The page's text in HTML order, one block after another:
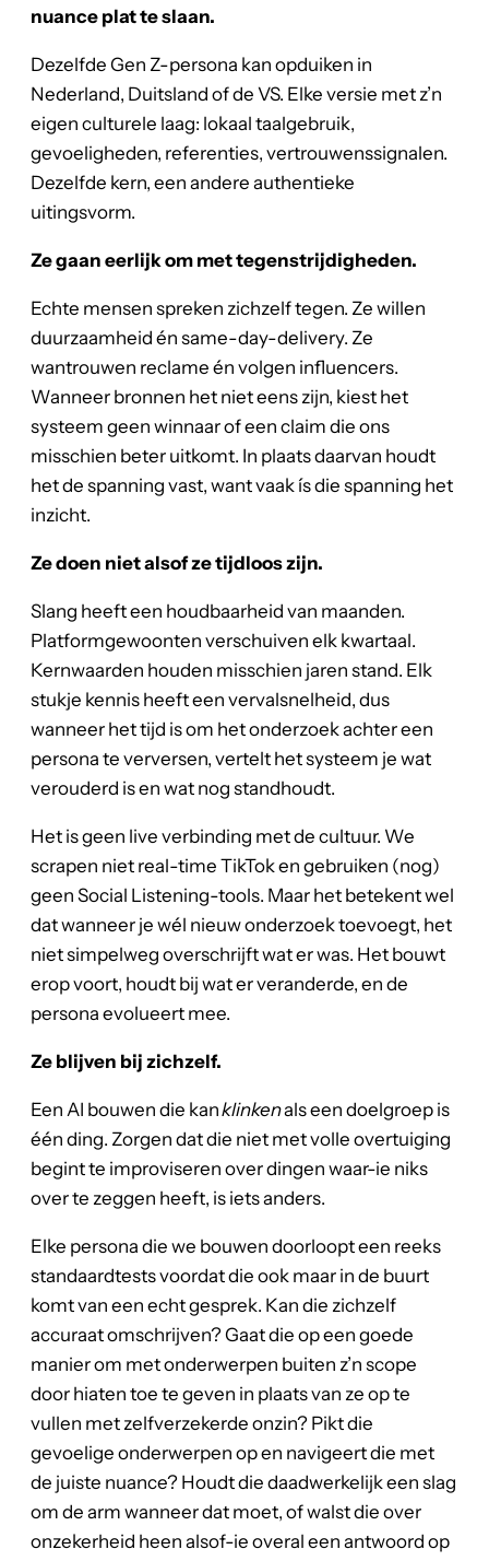
nuance plat te slaan.
Dezelfde Gen Z-persona kan opduiken in
Nederland, Duitsland of de VS. Elke versie met z’n
eigen culturele laag: lokaal taalgebruik,
gevoeligheden, referenties, vertrouwenssignalen.
Dezelfde kern, een andere authentieke
uitingsvorm.
Ze gaan eerlijk om met tegenstrijdigheden.
Echte mensen spreken zichzelf tegen. Ze willen
duurzaamheid én same-day-delivery. Ze
wantrouwen reclame én volgen influencers.
Wanneer bronnen het niet eens zijn, kiest het
systeem geen winnaar of een claim die ons
misschien beter uitkomt. In plaats daarvan houdt
het de spanning vast, want vaak ís die spanning het
inzicht.
Ze doen niet alsof ze tijdloos zijn.
Slang heeft een houdbaarheid van maanden.
Platformgewoonten verschuiven elk kwartaal.
Kernwaarden houden misschien jaren stand. Elk
stukje kennis heeft een vervalsnelheid, dus
wanneer het tijd is om het onderzoek achter een
persona te verversen, vertelt het systeem je wat
verouderd is en wat nog standhoudt.
Het is geen live verbinding met de cultuur. We
scrapen niet real-time TikTok en gebruiken (nog)
geen Social Listening-tools. Maar het betekent wel
dat wanneer je wél nieuw onderzoek toevoegt, het
niet simpelweg overschrijft wat er was. Het bouwt
erop voort, houdt bij wat er veranderde, en de
persona evolueert mee.
Ze blijven bij zichzelf.
Een AI bouwen die kanklinkenals een doelgroep is
één ding. Zorgen dat die niet met volle overtuiging
begint te improviseren over dingen waar-ie niks
over te zeggen heeft, is iets anders.
Elke persona die we bouwen doorloopt een reeks
standaardtests voordat die ook maar in de buurt
komt van een echt gesprek. Kan die zichzelf
accuraat omschrijven? Gaat die op een goede
manier om met onderwerpen buiten z’n scope
door hiaten toe te geven in plaats van ze op te
vullen met zelfverzekerde onzin? Pikt die
gevoelige onderwerpen op en navigeert die met
de juiste nuance? Houdt die daadwerkelijk een slag
om de arm wanneer dat moet, of walst die over
onzekerheid heen alsof-ie overal een antwoord op